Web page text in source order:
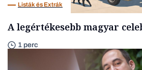
Listák és Extrák
A legértékesebb magyar
1 perc